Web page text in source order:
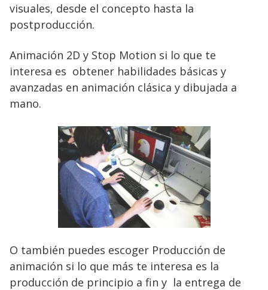
visuales, desde el concepto hasta la
postproducción.
Animación 2D y Stop Motion si lo que te
interesa es obtener habilidades básicas y
avanzadas en animación clásica y dibujada a
mano.
O también puedes escoger Producción de
animación si lo que más te interesa es la
producción de principio a fin y la entrega de